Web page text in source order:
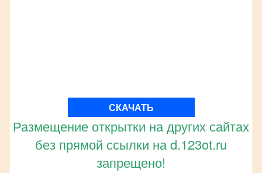
СКАЧАТЬ
Размещение открытки на других сайтах
без прямой ссылки на d.123ot.ru
запрещено!